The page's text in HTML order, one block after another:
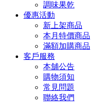
調味果乾
優惠活動
新上架商品
本月特價商品
滿額加購商品
客戶服務
本舖公告
購物須知
常見問題
聯絡我們